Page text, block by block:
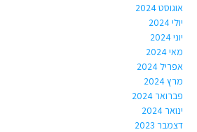
אוגוסט 2024
יולי 2024
יוני 2024
מאי 2024
אפריל 2024
מרץ 2024
פברואר 2024
ינואר 2024
דצמבר 2023